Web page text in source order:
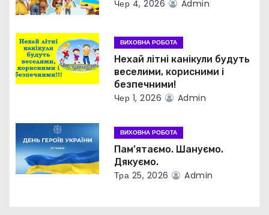
п
и
с
в
Чер 4, 2026 Admin
ВИХОВНА РОБОТА
Нехай літні канікули будуть
веселими, корисними і
безпечними!
Чер 1, 2026 Admin
ВИХОВНА РОБОТА
Пам’ятаємо. Шануємо.
Дякуємо.
Тра 25, 2026 Admin